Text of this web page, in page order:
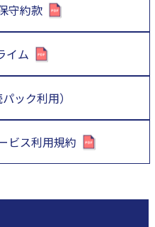
守約款
イム
ック利用）
ビス利用規約